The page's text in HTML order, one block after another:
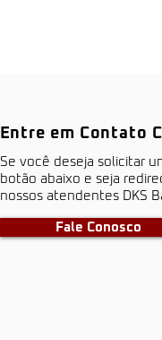
Entre em Contato
S​e você deseja solicitar
botão abaixo e seja
nossos atendentes DKS
Fale Conosco